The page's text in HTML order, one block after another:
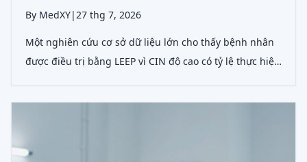
By MedXY|27 thg 7, 2026
Một nghiên cứu cơ sở dữ liệu lớn cho thấy bệnh nhân
được điều trị bằng LEEP vì CIN độ cao có tỷ lệ thực hiện
CKC liên quan đến tỷ lệ cắt tử cung và ung thư cổ tử